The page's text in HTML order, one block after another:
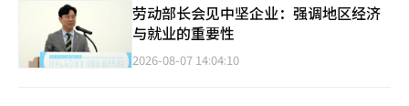
劳动部长会见中坚企业：强调地区经济
与就业的重要性
2026-08-07 14:04:10